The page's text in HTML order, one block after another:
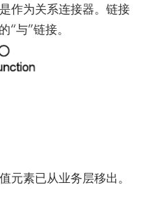
作为关系连接器。链接
“与”链接。
元素已从业务层移出。